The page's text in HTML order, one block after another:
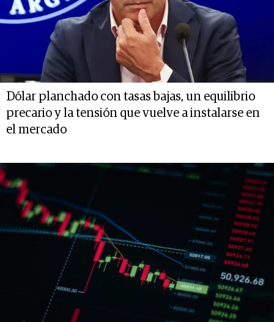
Dólar planchado con tasas bajas, un equilibrio
precario y la tensión que vuelve a instalarse en
el mercado